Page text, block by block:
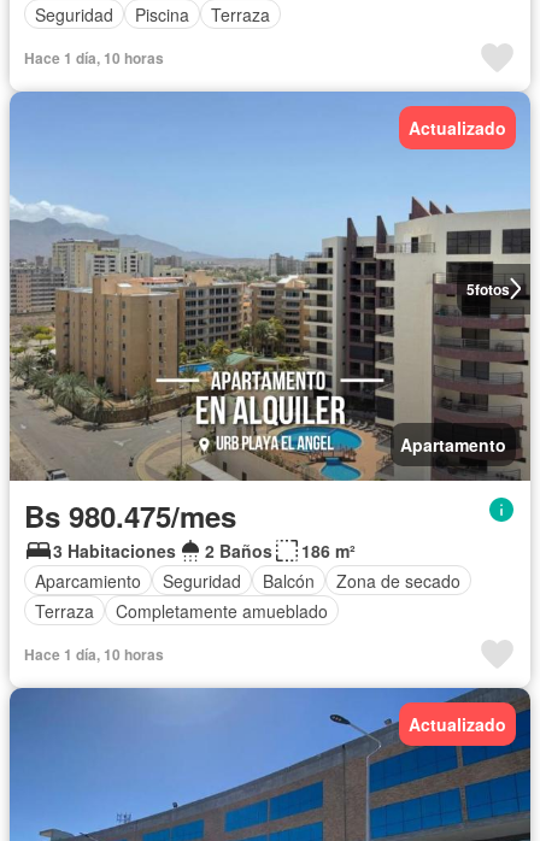
Seguridad
Piscina Terraza
Hace 1 día, 10 horas
5fotos
Actualizado
Apartamento
Bs 980.475/mes
3 Habitaciones 2 Baños
186 m²
Aparcamiento
Seguridad Balcón
Zona de secado
Terraza
Completamente amueblado
Hace 1 día, 10 horas
Actualizado